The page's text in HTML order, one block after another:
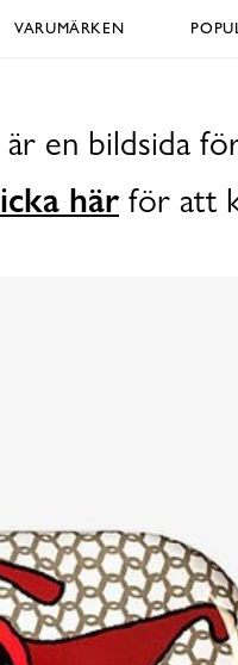
VARUMÄRKEN
en bildsida
här för att